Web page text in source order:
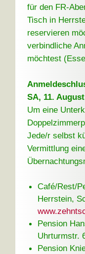
für den FR-
Tisch in
reservieren
verbindliche
möchtest
SA, 11.
Um eine
Jede/r selbst
Vermittlung
Café/Rest/
Herrstein,
Pension
Uhrturmstr.
Pension